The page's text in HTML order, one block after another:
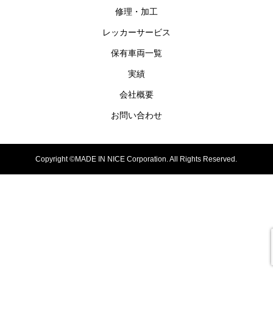
修理・加工
レッカーサービス
保有車両一覧
実績
会社概要
お問い合わせ
Copyright ©MADE IN NICE Corporation. All Rights Reserved.